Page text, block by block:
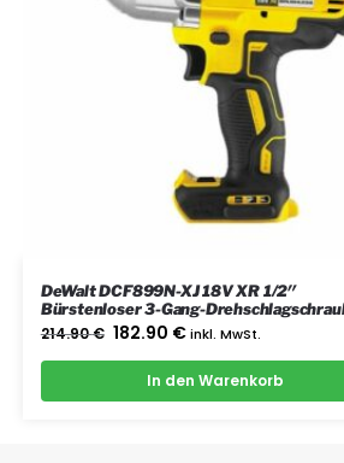
DeWalt DCF899N-XJ 18V XR 1/2″
Bürstenloser 3-Gang-
nur das Gerät
214.90€ 182.90 € inkl. MwSt.
In den Warenkorb